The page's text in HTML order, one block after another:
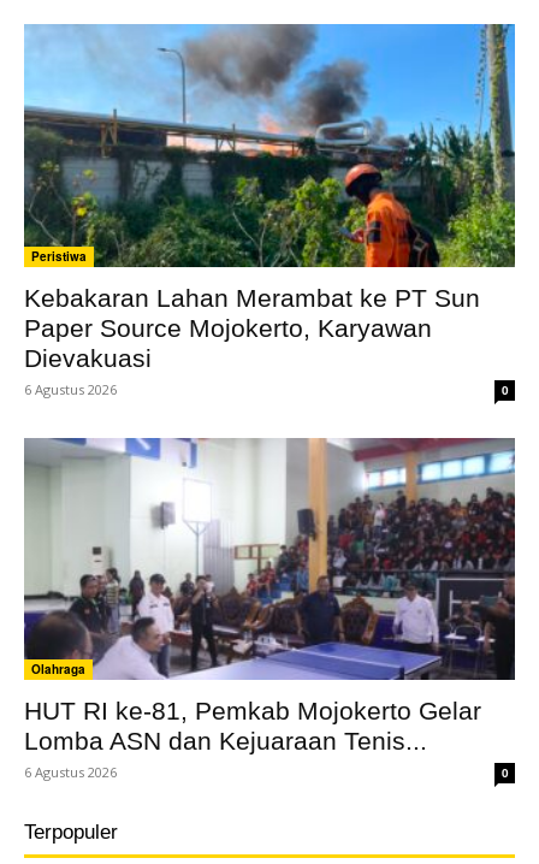
Peristiwa
Kebakaran Lahan Merambat ke PT Sun
Paper Source Mojokerto, Karyawan
Dievakuasi
6 Agustus 2026 0
Olahraga
HUT RI ke-81, Pemkab Mojokerto Gelar
Lomba ASN dan Kejuaraan Tenis...
6 Agustus 2026 0
Terpopuler